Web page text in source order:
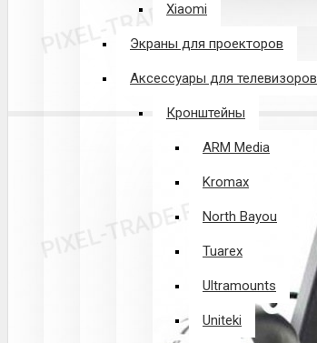
Xiaomi
Экраны для проекторов
Аксессуары для телевизоров
Кронштейны
ARM Media
Kromax
North Bayou
Tuarex
Ultramounts
Uniteki